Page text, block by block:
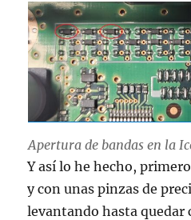
Apertura de bandas en la
Y así lo he hecho,
y con unas pinzas de
levantando hasta quedar